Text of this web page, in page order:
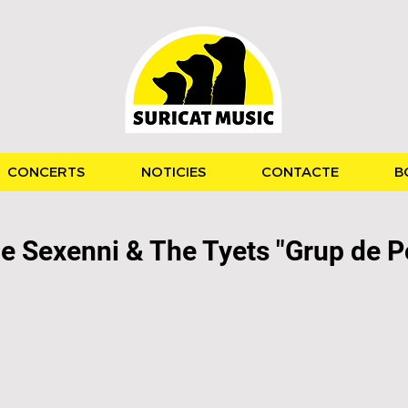
CONCERTS NOTICIES CONTACTE
Sexenni & The Tyets "Grup de